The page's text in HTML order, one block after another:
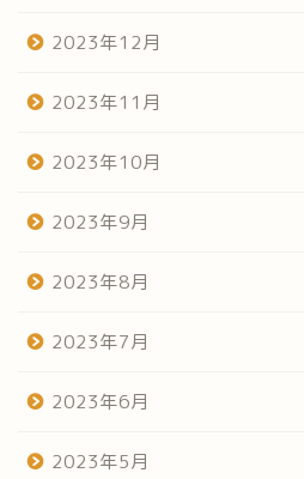
2023年12月
2023年11月
2023年10月
2023年9月
2023年8月
2023年7月
2023年6月
2023年5月